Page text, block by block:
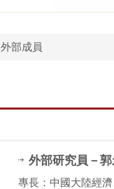
外部成員
外部研究員－
專長：中國大陸經